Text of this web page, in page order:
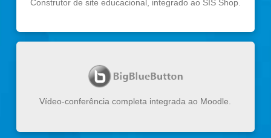
Construtor de site educacional, integrado ao SIS Shop.
Vídeo-conferência completa integrada ao Moodle.